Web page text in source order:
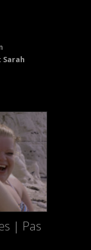
Sarah
| Pas